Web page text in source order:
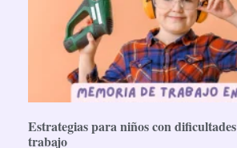
Estrategias para niños con
trabajo